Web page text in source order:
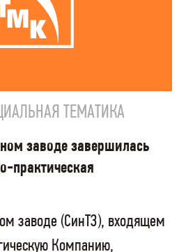
ТЕМАТИКА
заводе завершилась
практическая
заводе (СинТЗ), входящем
Компанию,